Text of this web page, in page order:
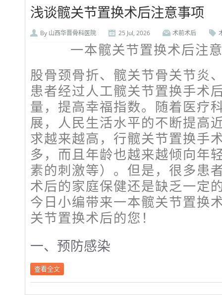
浅谈髋关节置换术后注意事项
By 山西华晋骨科医院 25 Jul, 2026 术前术后
一本髋关节置换术后注
股骨颈骨折、髋关节骨关节炎
患者经过人工髋关节置换手术
量，提高幸福指数。随着医疗
展，人民生活水平的不断提高
求越来越高，行髋关节置换手
多，而且年龄也越来越倾向年
素的刺激等）。但是，很多患
术后的家庭保健还是缺乏一定
今日小编带来一本髋关节置换
关节置换术后的您！
一、 预防感染
查看全文